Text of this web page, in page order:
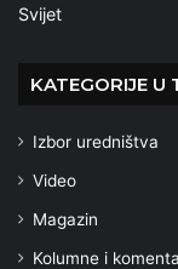
Svijet
KATEGORIJE U
Izbor uredništva
Video
Magazin
Kolumne i